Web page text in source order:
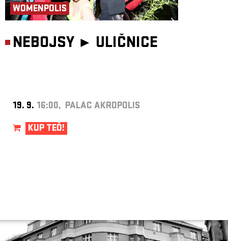
WOMENPOLIS
NEBOJSY ► ULIČNICE
19. 9. 16:00, PALÁC AKROPOLIS
KUP TEĎ!